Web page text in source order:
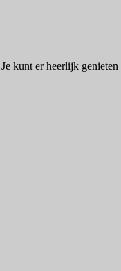
kunt er heerlijk